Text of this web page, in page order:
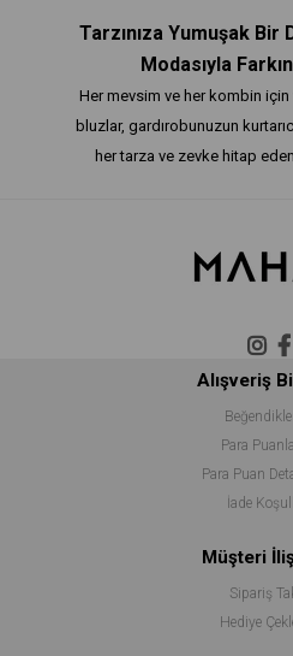
Tarzınıza Yumuşak Bir
Modasıyla
Her mevsim ve her kombin
bluzlar, gardırobunuzun
her tarza ve zevke hitap
trend bluz
modasında omuz detayları
Askısız, tek omuzlu veya
detayları, zarif bir dokunuş
2. Volan ve Büzgü Detayları:
veya yakalarında kullanılan
Alışveriş
Para
Para Puan
İade
Müşteri
Sipariş
Hediye